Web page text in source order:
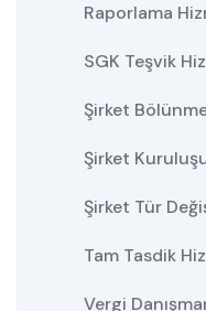
Raporlama
SGK Teşvik
Şirket
Şirket
Şirket Tür
Tam Tasdik
Vergi